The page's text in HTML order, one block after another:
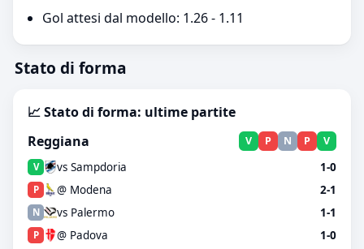
Gol attesi dal modello: 1.26 - 1.11
Stato di forma
📈 Stato di forma: ultime partite
Reggiana
V P N P V
V vs Sampdoria 1-0
P @ Modena 2-1
N vs Palermo 1-1
P @ Padova 1-0